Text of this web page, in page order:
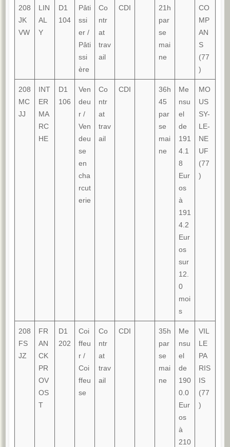
208
JK
VW
LIN
AL
Y
D1
104
Pâti
ssi
er /
Pâti
ssi
ère
Co
ntr
at
trav
ail
CDI
21h
par
se
mai
ne
CO
MP
AN
S
(77
)
208
MC
JJ
INT
ER
MA
RC
HE
D1
106
Ven
deu
r /
Ven
deu
se
en
cha
rcut
erie
Co
ntr
at
trav
ail
CDI
36h
45
par
se
mai
ne
Me
nsu
el
de
191
4.1
8
Eur
os
à
191
4.2
Eur
os
sur
12.
0
moi
s
MO
US
SY-
LE-
NE
UF
(77
)
208
FS
JZ
FR
AN
CK
PR
OV
OS
T
D1
202
Coi
ffeu
r /
Coi
ffeu
se
Co
ntr
at
trav
ail
CDI
35h
par
se
mai
ne
Me
nsu
el
de
190
0.0
Eur
os
à
210
VIL
LE
PA
RIS
IS
(77
)